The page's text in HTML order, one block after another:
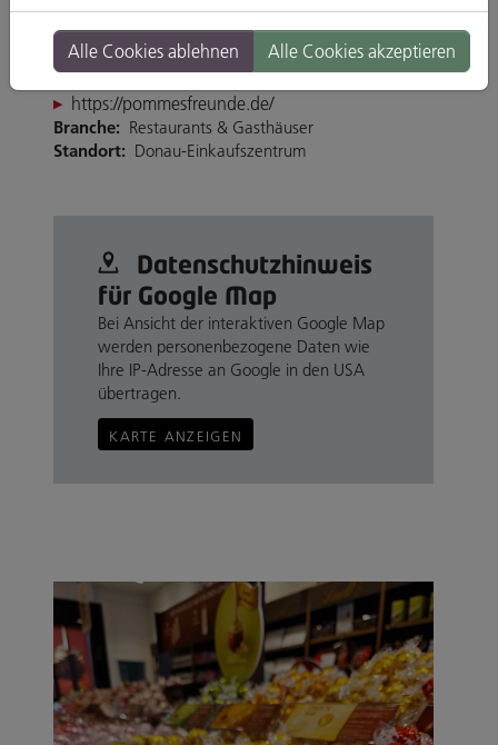
Weichser Weg 5, 93055 Regensburg
Tel. 0941 70560333
info@pommes-freunde.de
https://pommesfreunde.de/
Branche: Restaurants & Gasthäuser
Standort: Donau-Einkaufszentrum
Datenschutz­hinweis
für Google Map
Bei Ansicht der interaktiven Google Map
werden personenbezogene Daten wie
Ihre IP-Adresse an Google in den USA
übertragen.
KARTE ANZEIGEN
Alle Cookies ablehnen Alle Cookies akzeptieren